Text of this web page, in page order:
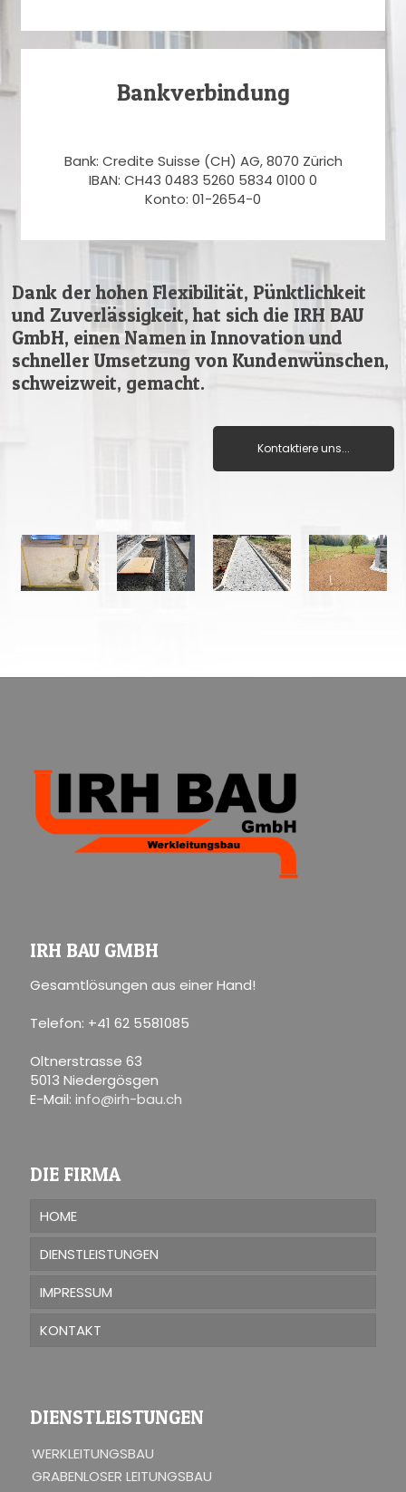
Bankverbindung
Bank: Credite Suisse (CH) AG, 8070 Zürich
IBAN: CH43 0483 5260 5834 0100 0
Konto: 01-2654-0
Dank der hohen Flexibilität, Pünktlichkeit
und Zuverlässigkeit, hat sich die IRH BAU
GmbH, einen Namen in Innovation und
schneller Umsetzung von Kundenwünschen,
schweizweit, gemacht.
Kontaktiere uns...
IRH BAU GMBH
Gesamtlösungen aus einer Hand!
Telefon: +41 62 5581085
Oltnerstrasse 63
5013 Niedergösgen
E-Mail: info@irh-bau.ch
DIE FIRMA
HOME
DIENSTLEISTUNGEN
IMPRESSUM
KONTAKT
DIENSTLEISTUNGEN
WERKLEITUNGSBAU
GRABENLOSER LEITUNGSBAU